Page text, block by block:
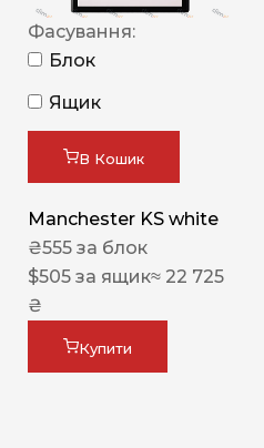
Фасування:
Блок
Ящик
В Кошик
Manchester KS white
₴555 за блок
$505 за ящик≈ 22 725
₴
Купити